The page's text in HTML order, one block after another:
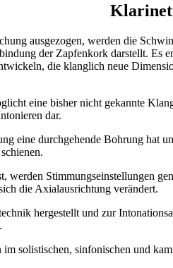
ausgezogen, werden die
der Zapfenkork darstellt. Es
die klanglich neue
eine bisher nicht gekannte
dar.
eine durchgehende Bohrung hat
Stimmungseinstellungen
die Axialausrichtung verändert.
hergestellt und zur
solistischen, sinfonischen und